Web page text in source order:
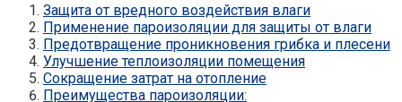
Защита от вредного воздействия влаги
Применение пароизоляции для защиты от влаги
Предотвращение проникновения грибка и плесени
Улучшение теплоизоляции помещения
Сокращение затрат на отопление
Преимущества пароизоляции: